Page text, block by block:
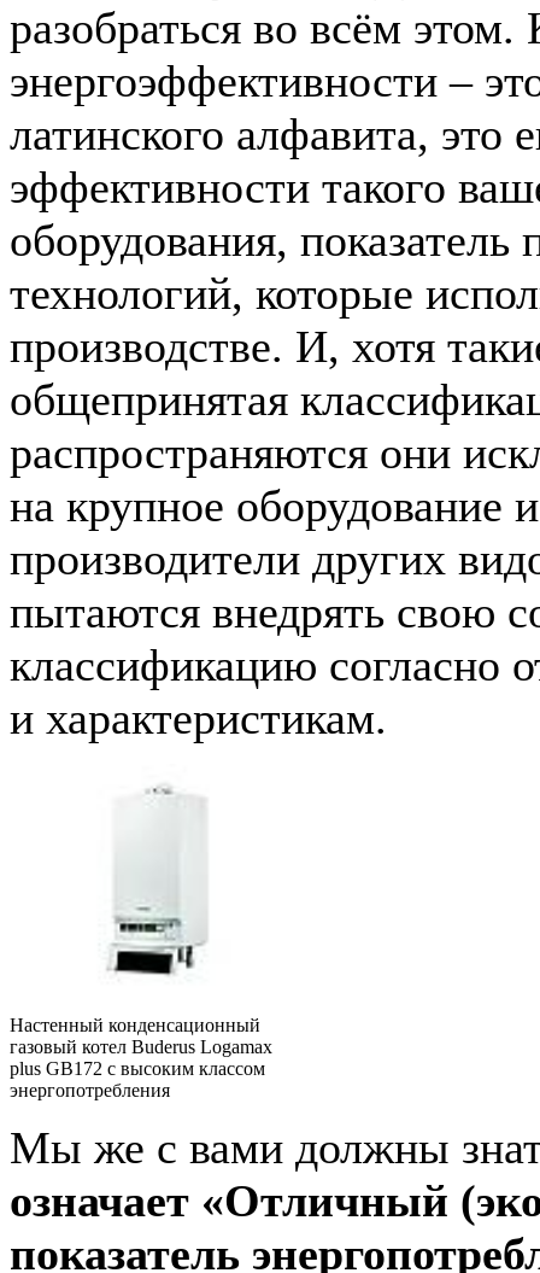
разобраться во всём этом.
энергоэффективности –
латинского алфавита, это
эффективности такого
оборудования, показатель
технологий, которые
производстве. И, хотя
общепринятая
распространяются они
на крупное оборудование
производители других
пытаются внедрять свою
классификацию согласно
и характеристикам.
Настенный конденсационный
газовый котел Buderus Logamax
plus GB172 с высоким классом
энергопотребления
Мы же с вами должны
означает «Отличный
показатель